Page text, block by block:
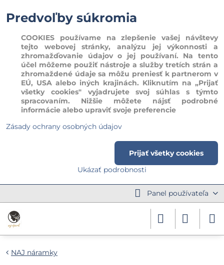
Panel používateľa
NAJ náramky
Predvoľby súkromia
COOKIES používame na zlepšenie vašej návštevy
tejto webovej stránky, analýzu jej výkonnosti a
zhromažďovanie údajov o jej používaní. Na tento
účel môžeme použiť nástroje a služby tretích strán a
zhromaždené údaje sa môžu preniesť k partnerom v
EÚ, USA alebo iných krajinách. Kliknutím na „Prijať
všetky cookies" vyjadrujete svoj súhlas s týmto
spracovaním. Nižšie môžete nájsť podrobné
informácie alebo upraviť svoje preferencie
Zásady ochrany osobných údajov
Ukázať podrobnosti
Prijať všetky cookies